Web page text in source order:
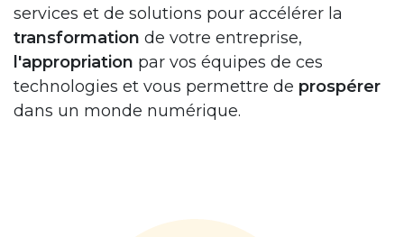
services et de solutions pour accélérer la
transformation de votre entreprise,
l'appropriation par vos équipes de ces
technologies et vous permettre de prospérer
dans un monde numérique.